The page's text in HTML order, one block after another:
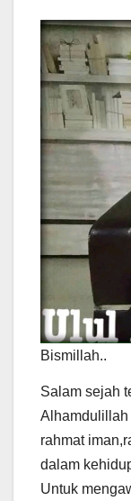
Bismillah..
Salam sejah
Alhamdulillah
rahmat
dalam
Untuk